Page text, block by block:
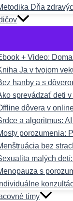
Dňa
+ Video:
Ja v tvojom
hanby a s
sprevádzať deti
dôvera v
a algoritmus:
porozumenia:
bez
malých
s
Individuálne
tímy